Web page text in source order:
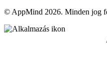
© AppMind 2026. Minden jog